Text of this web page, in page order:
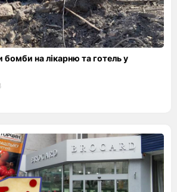
бомби на лікарню та готель у